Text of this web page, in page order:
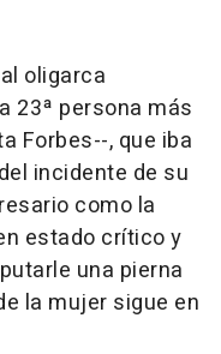
oligarca
23ª persona más
Forbes--, que iba
incidente de su
como la
estado crítico y
una pierna
la mujer sigue en